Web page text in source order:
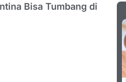
Bisa Tumbang di